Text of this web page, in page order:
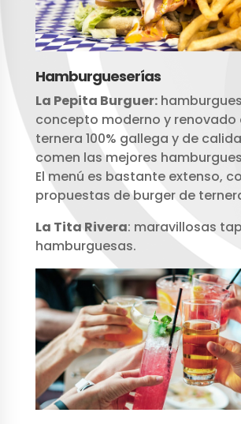
Hamburgueserías
La Pepita Burguer:
concepto moderno y renovado
ternera 100% gallega y de
comen las mejores
El menú es bastante extenso,
propuestas de burger de
La Tita Rivera: maravillosas
hamburguesas.